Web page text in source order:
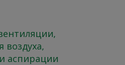
воздуха,
аспирации